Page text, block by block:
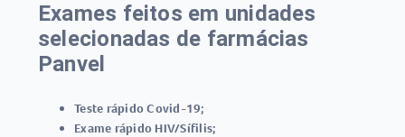
Exames feitos em unidades
selecionadas de farmácias
Panvel
Teste rápido Covid-19;
Exame rápido HIV/Sífilis;